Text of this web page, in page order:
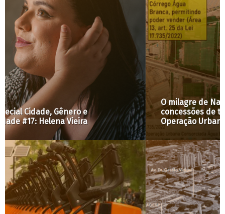
O milagre de Natal: a multiplicação das
concessões de terras públicas e seus efeitos na
Operação Urbana Água Branca